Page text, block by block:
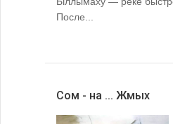
После...
Сом - на ... Жмых